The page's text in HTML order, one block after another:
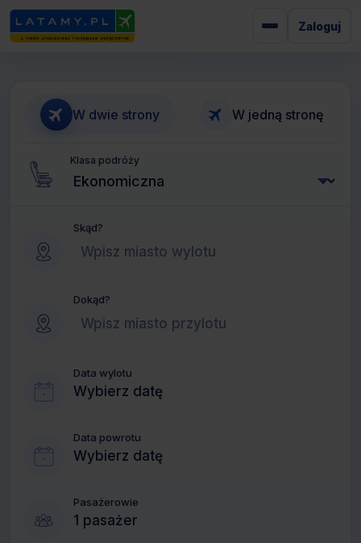
Zaloguj
W dwie strony W jedną stronę
Klasa podróży
Skąd?
Dokąd?
Data wylotu
Wybierz datę
Data powrotu
Wybierz datę
Pasażerowie
1 pasażer